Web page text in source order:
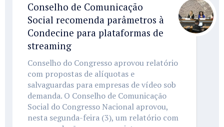
Conselho de Comunicação
Social recomenda parâmetros à
Condecine para plataformas de
streaming
Conselho do Congresso aprovou relatório
com propostas de alíquotas e
salvaguardas para empresas de vídeo sob
demanda. O Conselho de Comunicação
Social do Congresso Nacional aprovou,
nesta segunda-feira (3), um relatório com